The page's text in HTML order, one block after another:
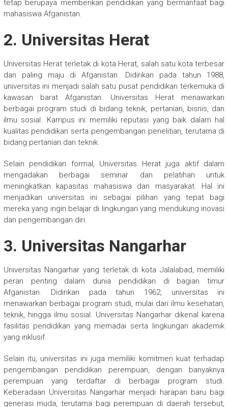
tetap berupaya memberikan pendidikan yang bermanfaat bagi
mahasiswa Afganistan.
2. Universitas Herat
Universitas Herat terletak di kota Herat, salah satu kota terbesar
dan paling maju di Afganistan. Didirikan pada tahun 1988,
universitas ini menjadi salah satu pusat pendidikan terkemuka di
kawasan barat Afganistan. Universitas Herat menawarkan
berbagai program studi di bidang teknik, pertanian, bisnis, dan
ilmu sosial. Kampus ini memiliki reputasi yang baik dalam hal
kualitas pendidikan serta pengembangan penelitian, terutama di
bidang pertanian dan teknik.
Selain pendidikan formal, Universitas Herat juga aktif dalam
mengadakan berbagai seminar dan pelatihan untuk
meningkatkan kapasitas mahasiswa dan masyarakat. Hal ini
menjadikan universitas ini sebagai pilihan yang tepat bagi
mereka yang ingin belajar di lingkungan yang mendukung inovasi
dan pengembangan diri.
3. Universitas Nangarhar
Universitas Nangarhar yang terletak di kota Jalalabad, memiliki
peran penting dalam dunia pendidikan di bagian timur
Afganistan. Didirikan pada tahun 1962, universitas ini
menawarkan berbagai program studi, mulai dari ilmu kesehatan,
teknik, hingga ilmu sosial. Universitas Nangarhar dikenal karena
fasilitas pendidikan yang memadai serta lingkungan akademik
yang inklusif.
Selain itu, universitas ini juga memiliki komitmen kuat terhadap
pengembangan pendidikan perempuan, dengan banyaknya
perempuan yang terdaftar di berbagai program studi.
Keberadaan Universitas Nangarhar menjadi harapan baru bagi
generasi muda, terutama bagi perempuan di daerah tersebut,